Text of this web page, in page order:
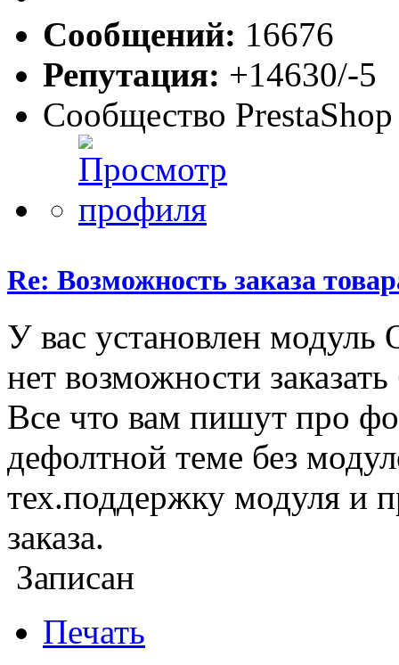
Сообщений: 16676
Репутация: +14630/-5
Сообщество PrestaShop
Re: Возможность заказа
У вас установлен модуль
нет возможности заказать
Все что вам пишут про
дефолтной теме без
тех.поддержку модуля и
заказа.
Записан
Печать